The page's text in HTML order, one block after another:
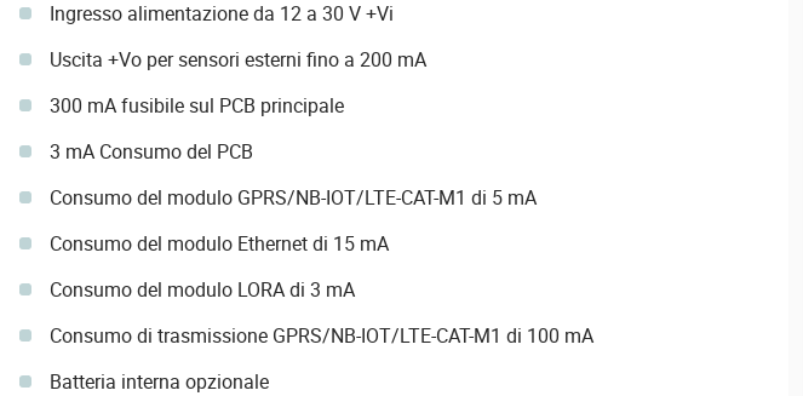
Ingresso alimentazione da 12 a 30 V +Vi
Uscita +Vo per sensori esterni fino a 200 mA
300 mA fusibile sul PCB principale
3 mA Consumo del PCB
Consumo del modulo GPRS/NB-IOT/LTE-CAT-M1 di 5 mA
Consumo del modulo Ethernet di 15 mA
Consumo del modulo LORA di 3 mA
Consumo di trasmissione GPRS/NB-IOT/LTE-CAT-M1 di 100 mA
Batteria interna opzionale